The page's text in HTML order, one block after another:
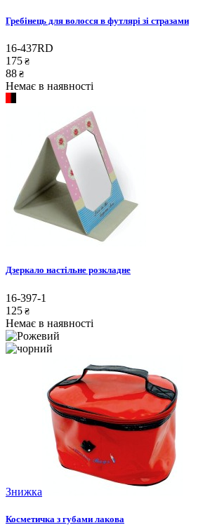
Гребінець для волосся в футлярі зі стразами
16-437RD
175 ₴
88 ₴
Немає в наявності
Дзеркало настільне розкладне
16-397-1
125 ₴
Немає в наявності
Знижка
Косметичка з губами лакова